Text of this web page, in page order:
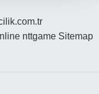
nttgame Sitemap